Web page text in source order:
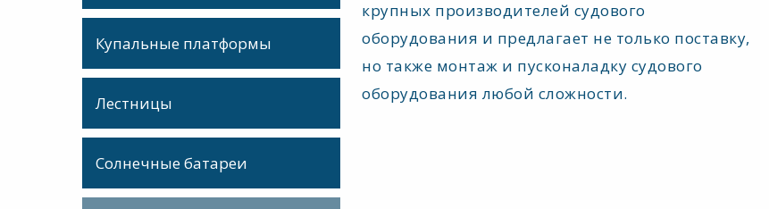
Купальные платформы
Лестницы
Солнечные батареи
крупных производителей судового
оборудования и предлагает не только поставку,
но также монтаж и пусконаладку судового
оборудования любой сложности.